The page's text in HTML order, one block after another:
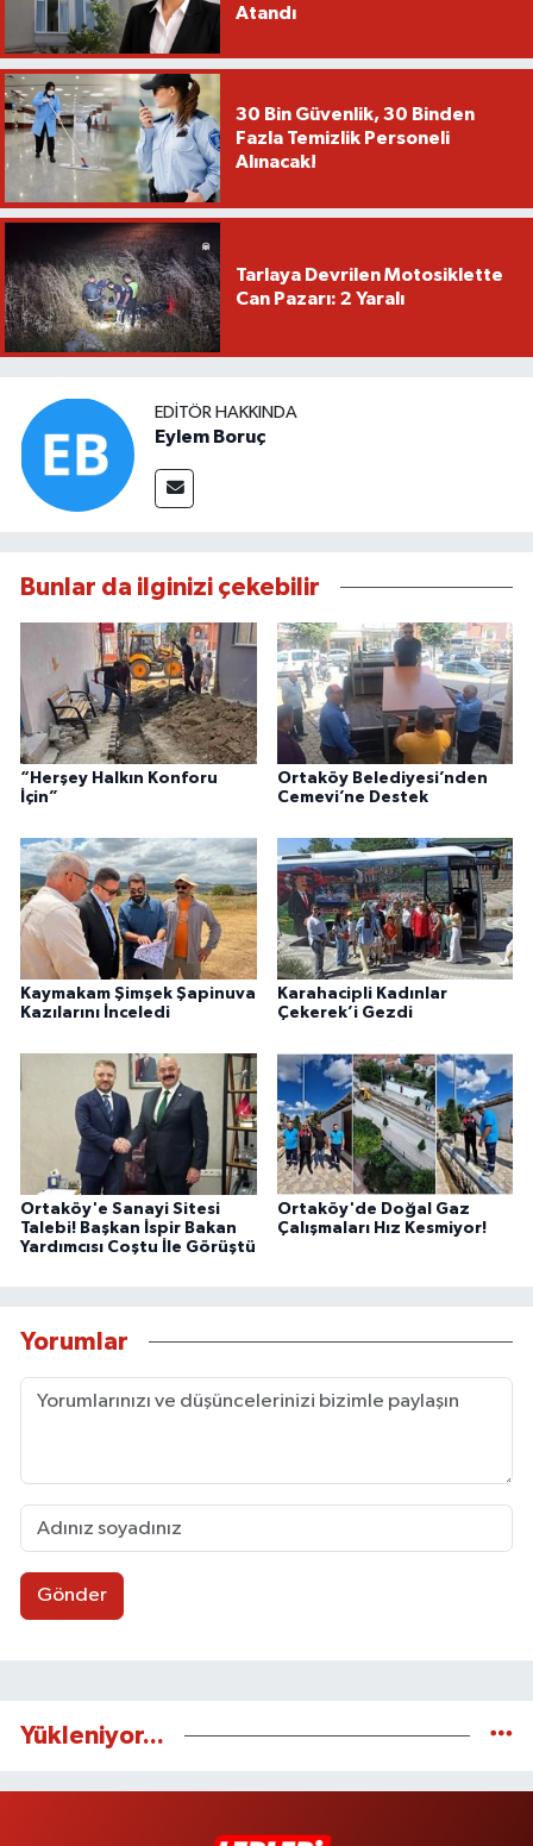
Atandı
30 Bin Güvenlik, 30 Binden
Fazla Temizlik Personeli
Alınacak!
Tarlaya Devrilen Motosiklette
Can Pazarı: 2 Yaralı
EDITÖR HAKKINDA
Eylem Boruç
Bunlar da ilginizi çekebilir
“Herşey Halkın Konforu
İçin”
Ortaköy Belediyesi’nden
Cemevi’ne Destek
Kaymakam Şimşek Şapinuva
Kazılarını İnceledi
Karahacipli Kadınlar
Çekerek’i Gezdi
Ortaköy'e Sanayi Sitesi
Talebi! Başkan İspir Bakan
Yardımcısı Coştu İle Görüştü
Ortaköy'de Doğal Gaz
Çalışmaları Hız Kesmiyor!
Yorumlar
Gönder
Yükleniyor...